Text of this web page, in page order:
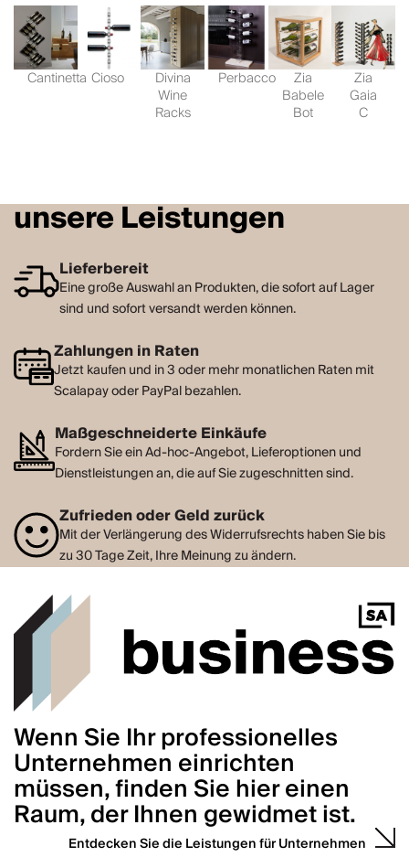
Cantinetta Cioso Divina
Wine
Racks
Perbacco Zia
Babele
Bot
Zia
Gaia
C
unsere Leistungen
Lieferbereit
Eine große Auswahl an Produkten, die sofort auf Lager
sind und sofort versandt werden können.
Zahlungen in Raten
Jetzt kaufen und in 3 oder mehr monatlichen Raten mit
Scalapay oder PayPal bezahlen.
Maßgeschneiderte Einkäufe
Fordern Sie ein Ad-hoc-Angebot, Lieferoptionen und
Dienstleistungen an, die auf Sie zugeschnitten sind.
Zufrieden oder Geld zurück
Mit der Verlängerung des Widerrufsrechts haben Sie bis
zu 30 Tage Zeit, Ihre Meinung zu ändern.
Wenn Sie Ihr professionelles
Unternehmen einrichten
müssen, finden Sie hier einen
Raum, der Ihnen gewidmet ist.
Entdecken Sie die Leistungen für Unternehmen